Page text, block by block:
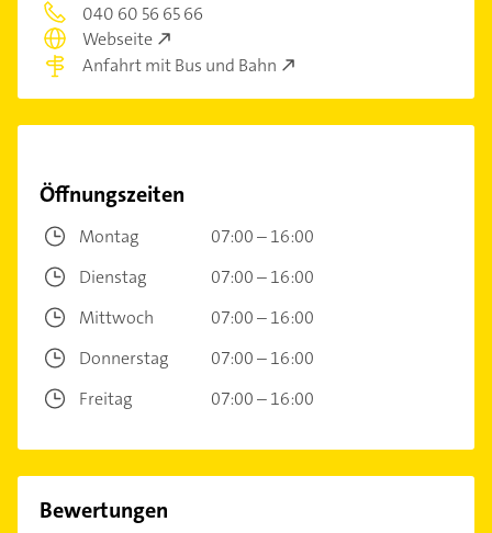
040 60 56 65 66
Webseite
Anfahrt mit Bus und Bahn
Öffnungszeiten
Montag
07:00 – 16:00
Dienstag
07:00 – 16:00
Mittwoch
07:00 – 16:00
Donnerstag
07:00 – 16:00
Freitag
07:00 – 16:00
Bewertungen